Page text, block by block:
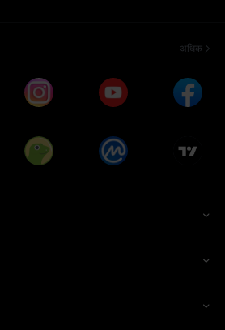
अधिक